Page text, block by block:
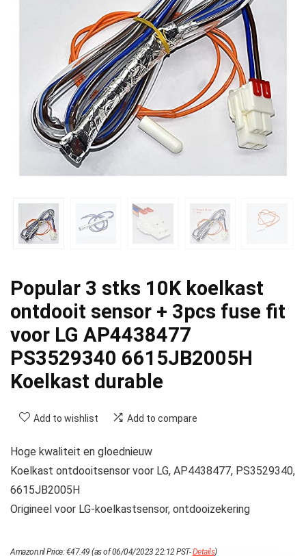
Popular 3 stks 10K koelkast
ontdooit sensor + 3pcs fuse fit
voor LG AP4438477
PS3529340 6615JB2005H
Koelkast durable
Add to wishlist Add to compare
Hoge kwaliteit en gloednieuw
Koelkast ontdooitsensor voor LG, AP4438477, PS3529340,
6615JB2005H
Origineel voor LG-koelkastsensor, ontdooizekering
Amazon.nl Price:€47.49 (as of 06/04/2023 22:12 PST-Details)